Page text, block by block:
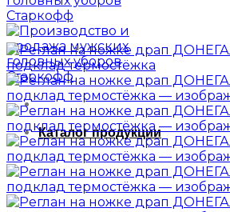
Каталог продукции